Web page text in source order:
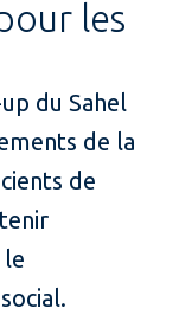
les
du Sahel
de la
de
le